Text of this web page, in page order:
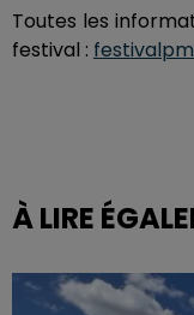
Toutes les
festival :
À LIRE